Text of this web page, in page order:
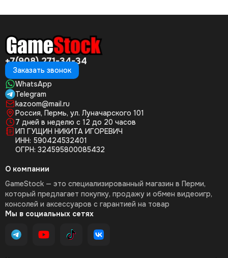
+7(908) 271-34-34
Заказать звонок
WhatsApp
Telegram
kazoom@mail.ru
Россия, Пермь, ул. Луначарского 101
7 дней в неделю с 12 до 20 часов
ИП ГУЩИН НИКИТА ИГОРЕВИЧ
ИНН: 590424532401
ОГРН: 324595800085432
О компании
GameStock — это специализированный магазин в Перми,
который предлагает покупку, продажу и обмен видеоигр,
консолей и аксессуаров с гарантией на товар
Мы в социальных сетях